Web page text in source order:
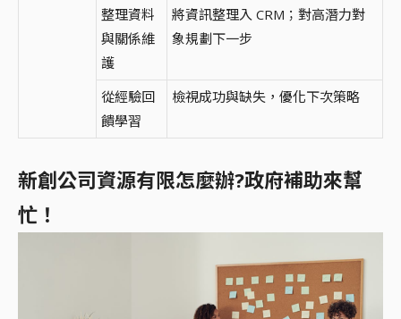
整理資料
與關係維
護
將資訊整理入 CRM；對高潛力對
象規劃下一步
從經驗回
饋學習
檢視成功與缺失，優化下次策略
新創公司資源有限怎麼辦?政府補助來幫
忙！